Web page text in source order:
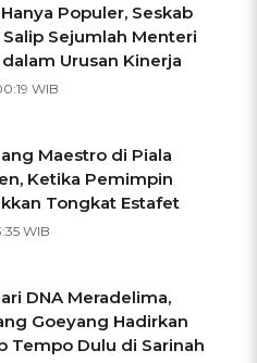
Populer, Seskab
Sejumlah Menteri
Urusan Kinerja
WIB
Maestro di Piala
Ketika Pemimpin
Tongkat Estafet
WIB
DNA Meradelima,
Goeyang Hadirkan
Tempo Dulu di Sarinah